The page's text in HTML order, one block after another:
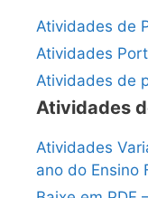
Atividades de
Atividades
Atividades de
Atividades
Atividades
ano do Ensino